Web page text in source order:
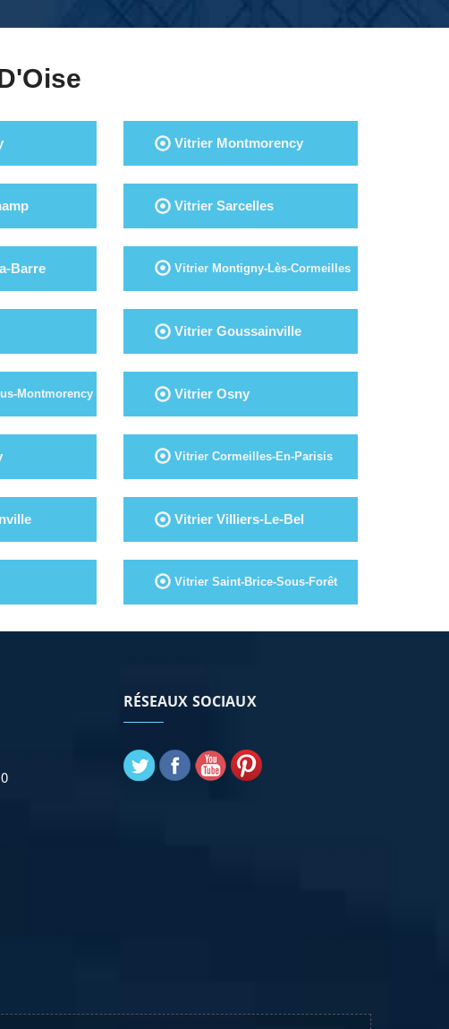
Vitrier Montmorency
Vitrier Sarcelles
Barre Vitrier Montigny-Lès-Cormeilles
Vitrier Goussainville
Montmorency Vitrier Osny
Vitrier Cormeilles-En-Parisis
Vitrier Villiers-Le-Bel
Vitrier Saint-Brice-Sous-Forêt
RÉSEAUX SOCIAUX